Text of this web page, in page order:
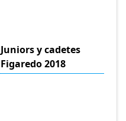
Juniors y cadetes
Figaredo 2018